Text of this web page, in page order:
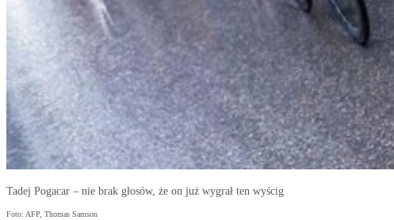
Tadej Pogacar – nie brak głosów, że on już wygrał ten wyścig
Foto: AFP, Thomas Samson